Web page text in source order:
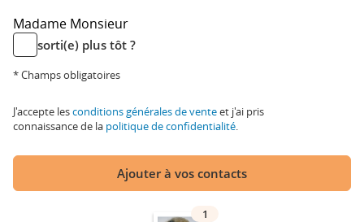
Madame Monsieur
sorti(e) plus tôt ?
* Champs obligatoires
J'accepte lesconditions générales de venteet j'ai pris
connaissance de la politique de confidentialité.
Ajouter à vos contacts
1